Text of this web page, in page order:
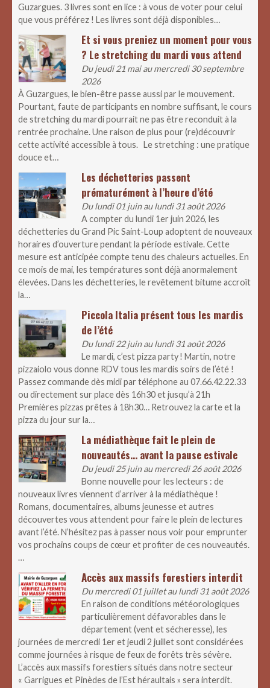
Guzargues. 3 livres sont en lice : à vous de voter pour celui
que vous préférez ! Les livres sont déjà disponibles…
Et si vous preniez un moment pour vous
? Le stretching du mardi vous attend
Du jeudi 21 mai au mercredi 30 septembre
2026
À Guzargues, le bien-être passe aussi par le mouvement.
Pourtant, faute de participants en nombre suffisant, le cours
de stretching du mardi pourrait ne pas être reconduit à la
rentrée prochaine. Une raison de plus pour (re)découvrir
cette activité accessible à tous. Le stretching : une pratique
douce et…
Les déchetteries passent
prématurément à l’heure d’été
Du lundi 01 juin au lundi 31 août 2026
A compter du lundi 1er juin 2026, les
déchetteries du Grand Pic Saint-Loup adoptent de nouveaux
horaires d’ouverture pendant la période estivale. Cette
mesure est anticipée compte tenu des chaleurs actuelles. En
ce mois de mai, les températures sont déjà anormalement
élevées. Dans les déchetteries, le revêtement bitume accroît
la…
Piccola Italia présent tous les mardis
de l’été
Du lundi 22 juin au lundi 31 août 2026
Le mardi, c’est pizza party ! Martin, notre
pizzaiolo vous donne RDV tous les mardis soirs de l’été !
Passez commande dès midi par téléphone au 07.66.42.22.33
ou directement sur place dès 16h30 et jusqu’à 21h
Premières pizzas prêtes à 18h30… Retrouvez la carte et la
pizza du jour sur la…
La médiathèque fait le plein de
nouveautés… avant la pause estivale
Du jeudi 25 juin au mercredi 26 août 2026
Bonne nouvelle pour les lecteurs : de
nouveaux livres viennent d’arriver à la médiathèque !
Romans, documentaires, albums jeunesse et autres
découvertes vous attendent pour faire le plein de lectures
avant l’été. N’hésitez pas à passer nous voir pour emprunter
vos prochains coups de cœur et profiter de ces nouveautés.
…
Accès aux massifs forestiers interdit
Du mercredi 01 juillet au lundi 31 août 2026
En raison de conditions météorologiques
particulièrement défavorables dans le
département (vent et sécheresse), les
journées de mercredi 1er et jeudi 2 juillet sont considérées
comme journées à risque de feux de forêts très sévère.
L’accès aux massifs forestiers situés dans notre secteur
« Garrigues et Pinèdes de l’Est héraultais » sera interdit.